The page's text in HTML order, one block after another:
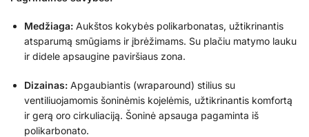
Medžiaga: Aukštos kokybės polikarbonatas, užtikrinantis
atsparumą smūgiams ir įbrėžimams. Su plačiu matymo lauku
ir didele apsaugine paviršiaus zona.
Dizainas: Apgaubiantis (wraparound) stilius su
ventiliuojamomis šoninėmis kojelėmis, užtikrinantis komfortą
ir gerą oro cirkuliaciją. Šoninė apsauga pagaminta iš
polikarbonato.